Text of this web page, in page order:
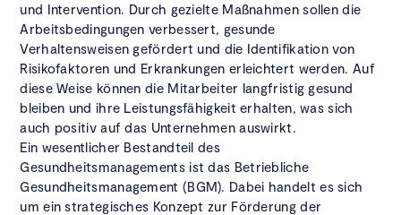
und Intervention. Durch gezielte Maßnahmen sollen die
Arbeitsbedingungen verbessert, gesunde
Verhaltensweisen gefördert und die Identifikation von
Risikofaktoren und Erkrankungen erleichtert werden. Auf
diese Weise können die Mitarbeiter langfristig gesund
bleiben und ihre Leistungsfähigkeit erhalten, was sich
auch positiv auf das Unternehmen auswirkt.
Ein wesentlicher Bestandteil des
Gesundheitsmanagements ist das Betriebliche
Gesundheitsmanagement (BGM). Dabei handelt es sich
um ein strategisches Konzept zur Förderung der